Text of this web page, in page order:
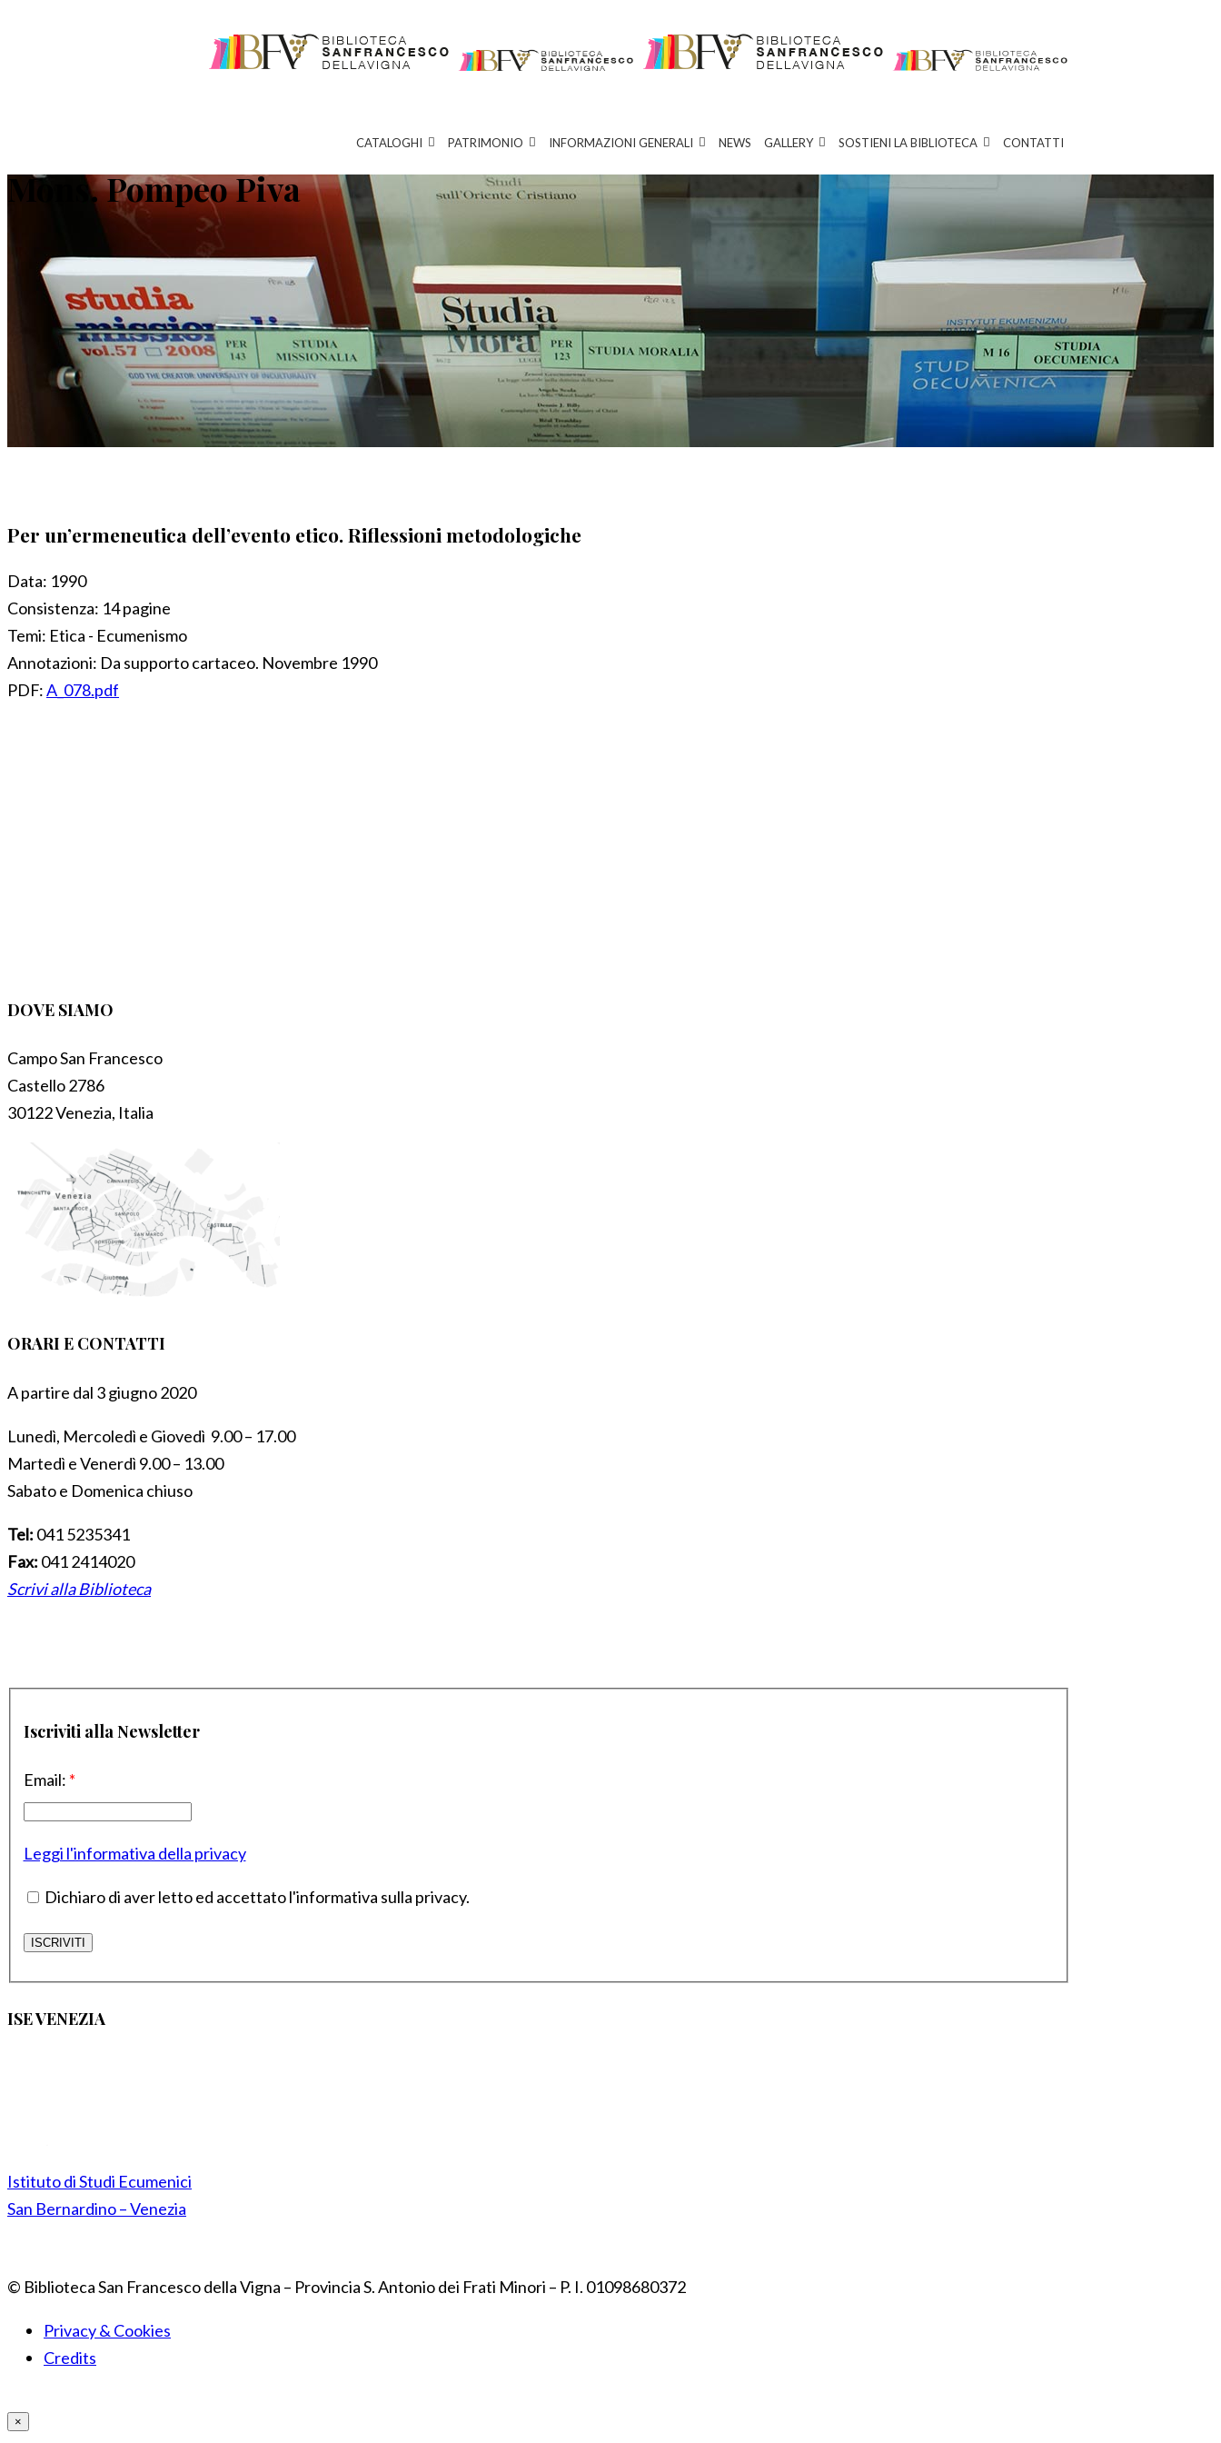
CATALOGHI PATRIMONIO INFORMAZIONI GENERALI NEWS GALLERY SOSTIENI LA BIBLIOTECA CONTATTI
Mons. Pompeo Piva
Per un’ermeneutica dell’evento etico. Riflessioni metodologiche
Data: 1990
Consistenza: 14 pagine
Temi: Etica - Ecumenismo
Annotazioni: Da supporto cartaceo. Novembre 1990
PDF:A_078.pdf
DOVE SIAMO
Campo San Francesco
Castello 2786
30122 Venezia, Italia
ORARI E CONTATTI
A partire dal 3 giugno 2020
Lunedì, Mercoledì e Giovedì 9.00 – 17.00
Martedì e Venerdì 9.00 – 13.00
Sabato e Domenica chiuso
Tel: 041 5235341
Fax: 041 2414020
Scrivi alla Biblioteca
Iscriviti alla Newsletter
Email: *
Leggi l'informativa della privacy
Dichiaro di aver letto ed accettato l'informativa sulla privacy.
ISE VENEZIA
Istituto di Studi Ecumenici
San Bernardino – Venezia
© Biblioteca San Francesco della Vigna – Provincia S. Antonio dei Frati Minori – P. I. 01098680372
Privacy & Cookies
Credits
×